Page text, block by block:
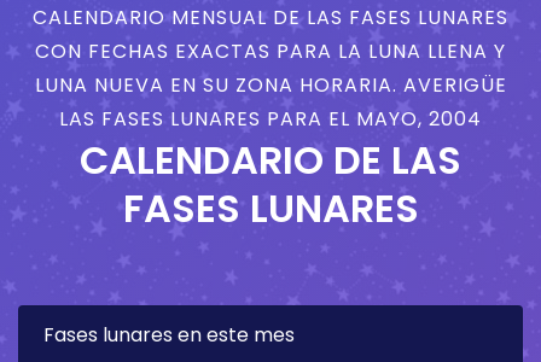
CALENDARIO MENSUAL DE LAS FASES LUNARES
CON FECHAS EXACTAS PARA LA LUNA LLENA Y
LUNA NUEVA EN SU ZONA HORARIA. AVERIGÜE
LAS FASES LUNARES PARA EL MAYO, 2004
CALENDARIO DE LAS
FASES LUNARES
Fases lunares en este mes